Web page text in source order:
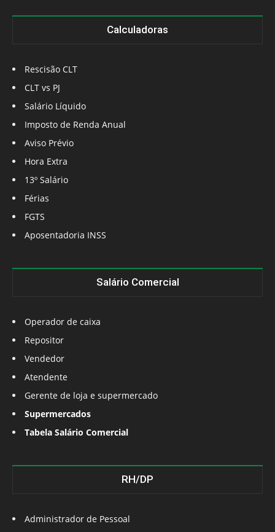
Calculadoras
Rescisão CLT
CLT vs PJ
Salário Líquido
Imposto de Renda Anual
Aviso Prévio
Hora Extra
13º Salário
Férias
FGTS
Aposentadoria INSS
Salário Comercial
Operador de caixa
Repositor
Vendedor
Atendente
Gerente de loja e supermercado
Supermercados
Tabela Salário Comercial
RH/DP
Administrador de Pessoal